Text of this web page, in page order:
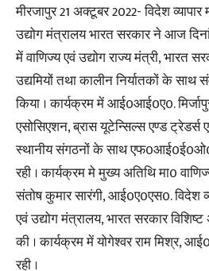
मीरजापुर 21 अक्टूबर 2022- विदेश
उद्योग मंत्रालय भारत सरकार ने आज
में वाणिज्य एवं उद्योग राज्य मंत्री, भारत
उद्यमियों तथा कालीन निर्यातकों के साथ
किया । कार्यक्रम में आई0आई0ए0.
एसोसिएशन, ब्रास यूटेन्सिल्स एण्ड
स्थानीय संगठनों के साथ एफ0आई0ई0ओ0
रही । कार्यक्रम मे मुख्य अतिथि मा0
संतोष कुमार सारंगी, आई0ए0एस0. विदेश
एवं उद्योग मंत्रालय, भारत सरकार
की । कार्यक्रम में योगेश्वर राम मिश्र,
रही ।